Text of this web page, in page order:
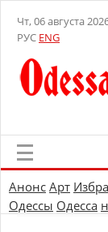
Чт, 06 августа
РУС ENG
Анонс Арт
Одессы Одесса